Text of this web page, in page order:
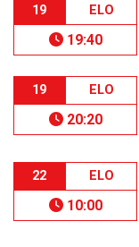
19 ELO
19:40
19 ELO
20:20
22 ELO
10:00